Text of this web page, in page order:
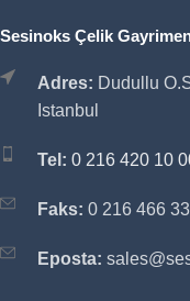
Sesinoks Çelik
Adres: Dudullu
Istanbul
Tel: 0 216 420 10
Faks: 0 216 466
Eposta: